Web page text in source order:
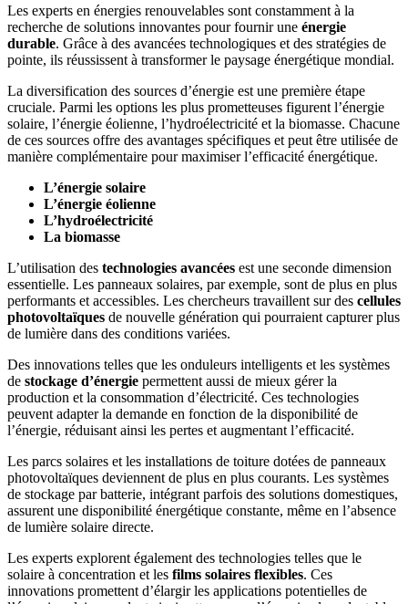
Les experts en énergies renouvelables sont constamment à la
recherche de solutions innovantes pour fournir une énergie
durable. Grâce à des avancées technologiques et des stratégies de
pointe, ils réussissent à transformer le paysage énergétique mondial.
La diversification des sources d’énergie est une première étape
cruciale. Parmi les options les plus prometteuses figurent l’énergie
solaire, l’énergie éolienne, l’hydroélectricité et la biomasse. Chacune
de ces sources offre des avantages spécifiques et peut être utilisée de
manière complémentaire pour maximiser l’efficacité énergétique.
L’énergie solaire
L’énergie éolienne
L’hydroélectricité
La biomasse
L’utilisation des technologies avancées est une seconde dimension
essentielle. Les panneaux solaires, par exemple, sont de plus en plus
performants et accessibles. Les chercheurs travaillent sur des cellules
photovoltaïques de nouvelle génération qui pourraient capturer plus
de lumière dans des conditions variées.
Des innovations telles que les onduleurs intelligents et les systèmes
de stockage d’énergie permettent aussi de mieux gérer la
production et la consommation d’électricité. Ces technologies
peuvent adapter la demande en fonction de la disponibilité de
l’énergie, réduisant ainsi les pertes et augmentant l’efficacité.
Les parcs solaires et les installations de toiture dotées de panneaux
photovoltaïques deviennent de plus en plus courants. Les systèmes
de stockage par batterie, intégrant parfois des solutions domestiques,
assurent une disponibilité énergétique constante, même en l’absence
de lumière solaire directe.
Les experts explorent également des technologies telles que le
solaire à concentration et les films solaires flexibles. Ces
innovations promettent d’élargir les applications potentielles de